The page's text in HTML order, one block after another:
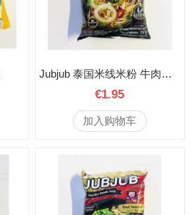
Jubjub 泰国米线米粉 牛肉味 70克
€1.95
加入购物车